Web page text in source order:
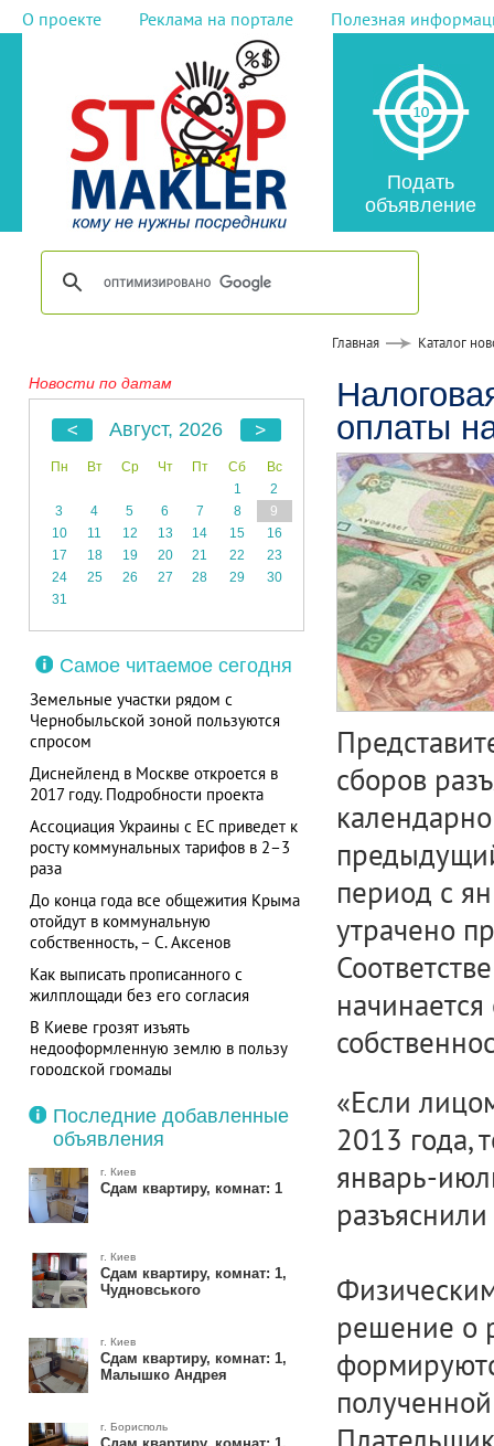
О проекте Реклама на портале Полезная
Подать
объявление
Главная Каталог
Новости по датам
Август, 2026
Пн Вт Ср Чт Пт Сб
Вс
1
2
3
4 5 6 7 8
9
10
11 12 13 14 15
16
17
18 19 20 21 22
23
24
25 26 27 28 29
30
31
Самое читаемое сегодня
Земельные участки рядом с
Чернобыльской зоной пользуются
спросом
Диснейленд в Москве откроется в
2017 году. Подробности проекта
Ассоциация Украины с ЕС приведет к
росту коммунальных тарифов в 2–3
раза
До конца года все общежития Крыма
отойдут в коммунальную
собственность, – С. Аксенов
Как выписать прописанного с
жилплощади без его согласия
В Киеве грозят изъять
недооформленную землю в пользу
городской громады
Последние добавленные
объявления
г. Киев
Сдам квартиру, комнат: 1
г. Киев
Сдам квартиру, комнат: 1,
Чудновського
г. Киев
Сдам квартиру, комнат: 1,
Малышко Андрея
г. Борисполь
оплаты
сборов
период с
утрачено
«Если
2013 года,
январь-
решение о